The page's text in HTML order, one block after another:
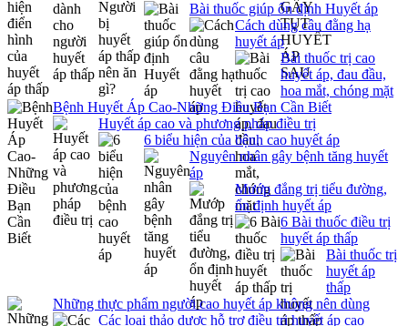
Bài thuốc giúp ổn định Huyết áp
Cách dùng câu đằng hạ
huyết áp
Bài thuốc trị cao
huyết áp, đau đầu,
hoa mắt, chóng mặt
Bệnh Huyết Áp Cao-Những Điều Bạn Cần Biết
Huyết áp cao và phương pháp điều trị
6 biểu hiện của bệnh cao huyết áp
Nguyên nhân gây bệnh tăng huyết
áp
Mướp đắng trị tiểu đường,
ổn định huyết áp
6 Bài thuốc điều trị
huyết áp thấp
Bài thuốc trị
huyết áp
thấp
Những thực phẩm người cao huyết áp không nên dùng
Các loại thảo dược hỗ trợ điều trị huyết áp cao